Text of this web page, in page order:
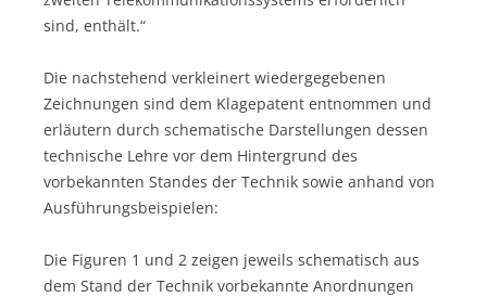
sind, enthält.“
Die nachstehend verkleinert wiedergegebenen
Zeichnungen sind dem Klagepatent entnommen und
erläutern durch schematische Darstellungen dessen
technische Lehre vor dem Hintergrund des
vorbekannten Standes der Technik sowie anhand von
Ausführungsbeispielen:
Die Figuren 1 und 2 zeigen jeweils schematisch aus
dem Stand der Technik vorbekannte Anordnungen